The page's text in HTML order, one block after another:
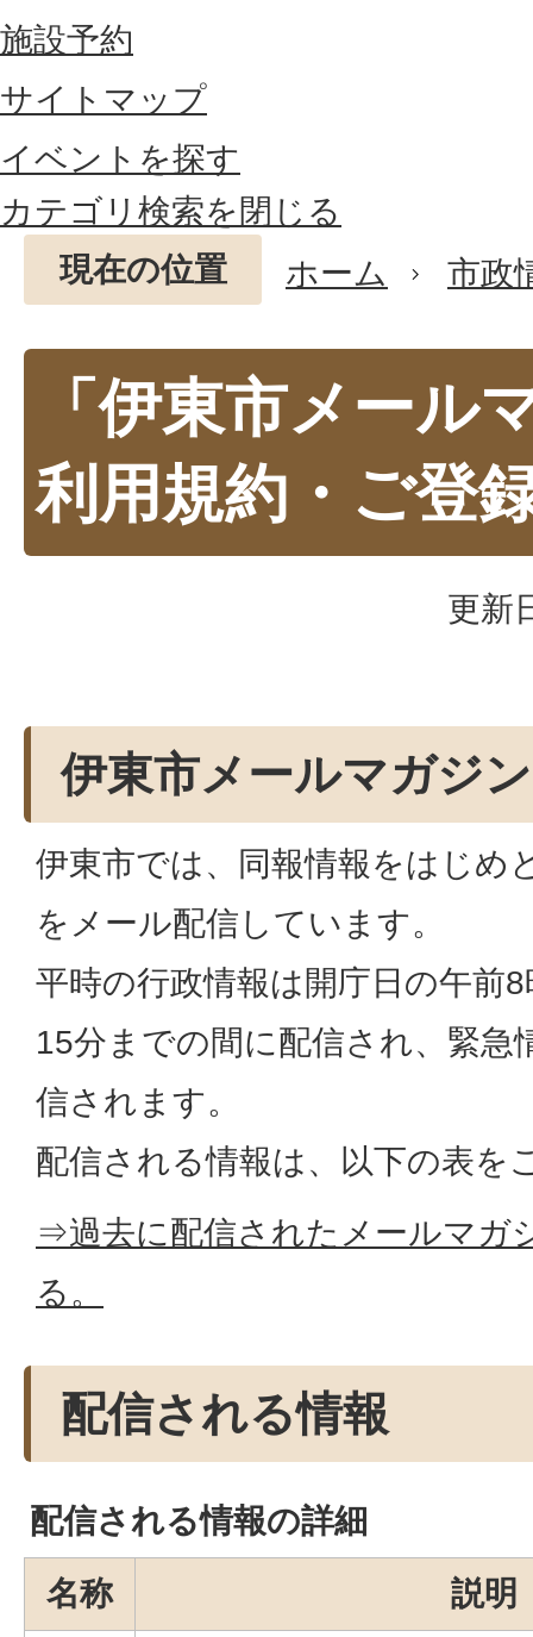
施設予約
サイトマップ
イベントを探す
カテゴリ検索を閉じる
現在の位置
ホーム 市政
「伊東市メール
利用規約・ご登
更新
伊東市メールマガジ
伊東市では、同報情報をはじめ
をメール配信しています。
平時の行政情報は開庁日の午前
15分までの間に配信され、緊急
信されます。
配信される情報は、以下の表を
⇒過去に配信されたメールマガ
る。
配信される情報
配信される情報の詳細
名称
説明